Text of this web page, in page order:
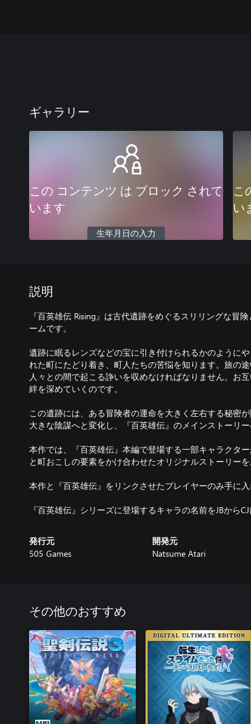
ギャラリー
この コンテンツ は ブロック されて
います
生年月日の入力
こ
い
説明
『百英雄伝 Rising』は古代遺跡をめぐるスリリングな冒
ームです。
遺跡に眠るレンズなどの宝に引き付けられるかのように
れた町にたどり着き、町人たちの苦悩を知ります。旅の
人々との間で起こる諍いを収めなければなりません。お
絆を深めていくのです。
この遺跡には、ある冒険者の運命を大きく左右する秘密
大きな陰謀へと変化し、『百英雄伝』のメインストーリー
本作では、『百英雄伝』本編で登場する一部キャラクタ
と町おこしの要素をかけ合わせたオリジナルストーリーを
本作と『百英雄伝』をリンクさせたプレイヤーのみ手に入
『百英雄伝』シリーズに登場するキャラの名前をJBからCJ
発行元
505 Games
開発元
Natsume Atari
その他のおすすめ